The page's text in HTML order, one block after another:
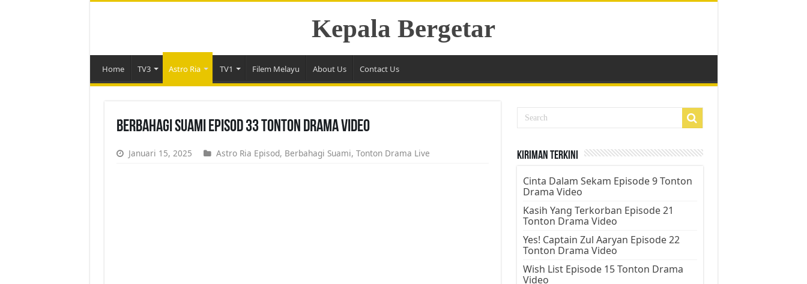
Kepala Bergetar
Home TV3 Astro Ria TV1 Filem Melayu About Us Contact Us
Berbahagi Suami Episod 33 Tonton Drama Video
Januari 15, 2025 Astro Ria Episod, Berbahagi Suami, Tonton Drama Live Kiriman Terkini
Cinta Dalam Sekam Episode 9 Tonton
Drama Video
Kasih Yang Terkorban Episode 21
Tonton Drama Video
Yes! Captain Zul Aaryan Episode 22
Tonton Drama Video
Wish List Episode 15 Tonton Drama
Video